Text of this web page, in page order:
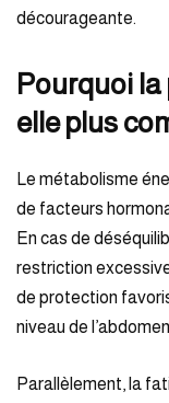
décourageante.
Pourquoi
elle plus
Le métabolisme
de facteurs
En cas de
restriction
de protection
niveau de
Parallèlement, la